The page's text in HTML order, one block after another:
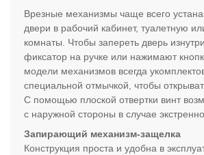
Врезные механизмы чаще всего
двери в рабочий кабинет, туалетную
комнаты. Чтобы запереть дверь
фиксатор на ручке или нажимают
модели механизмов всегда
специальной отмычкой, чтобы
С помощью плоской отвертки винт
с наружной стороны в случае
Запирающий механизм-защелка
Конструкция проста и удобна в